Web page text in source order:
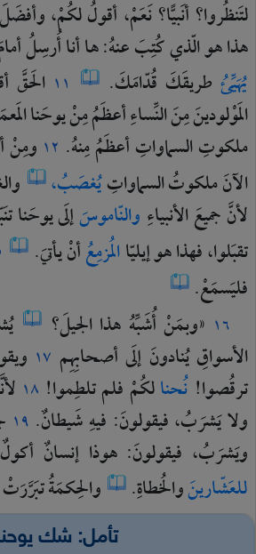
لتَنظُروا؟أنَبيًّا؟نَعَمْ،أقولُلكُمْ،
هذاهوالّذيكُتِبَعنهُ:هاأناأُرسِلُ
يُهَيِّئُ طريقَكَ قُدّامَكَ. ١١ الحَقَّ
المَوْلودينَمِنَالنِّساءِأعظَمُمِنْيوحَنا
ملكوتِالسماواتِأعظَمُمِنهُ. ١٢ ومِنْ
الآنَملكوتُالسماواتِيُغصَبُ،
لأنَّجميعَالأنبياءِوالنّاموسَإلَىيوحَنا
تقبَلوا،فهذاهوإيليّاالمُزمِعُأنْيأتيَ.
فليَسمَعْ.
١٦ «وبمَنْأُشَبِّهُ هذاالجيلَ؟
الأسواقِيُنادونَ إلَىأصحابِهِم ١٧
ترقُصوا! نُحنالكُمْفلمتلطِموا! ١٨
ولايَشرَبُ،فيقولونَ: فيهِشَيطانٌ. ١٩
ويَشرَبُ، فيقولونَ:هوذاإنسانٌ أكولٌ
للعَشّارينَوالخُطاةِ. والحِكمَةُتبَرَّرَتْ
تأمل: شك